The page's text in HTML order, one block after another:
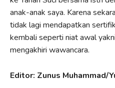
anak-anak saya. Karena
tidak lagi mendapatkan
kembali seperti niat awal yakni
mengakhiri wawancara.
Editor: Zunus Muhammad/